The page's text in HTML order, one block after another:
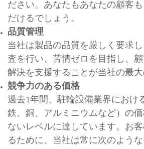
ださい。あなたもあなたの顧客
だけるでしょう。
品質管理
当社は製品の品​​質を厳しく要求
査を行い、苦情ゼロを目指し、
解決を支援することが当社の最大
競争力のある価格
過去1年間、駐輪設備業界におけ
鉄、銅、アルミニウムなど）の
ないレベルに達しています。お
るために、当社は常に次のような